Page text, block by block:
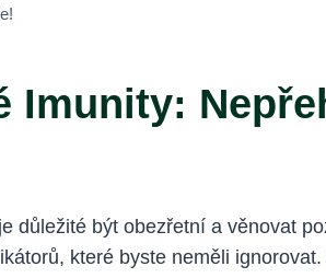
Imunity:
důležité být obezřetní a věnovat
které byste neměli